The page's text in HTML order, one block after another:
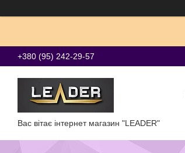
+380 (95) 242-29-57
Вас вітає інтернет магазин "LEADER"